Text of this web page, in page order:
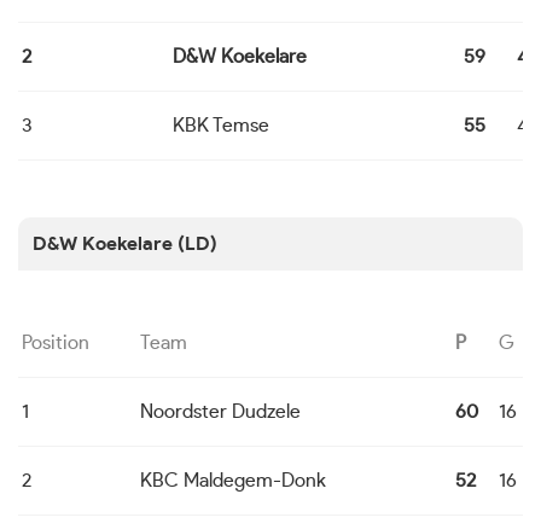
2 D&W Koekelare 59 4
3 KBK Temse 55 4
D&W Koekelare (LD)
Position Team P G
1 Noordster Dudzele 60 16
2 KBC Maldegem-Donk 52 16